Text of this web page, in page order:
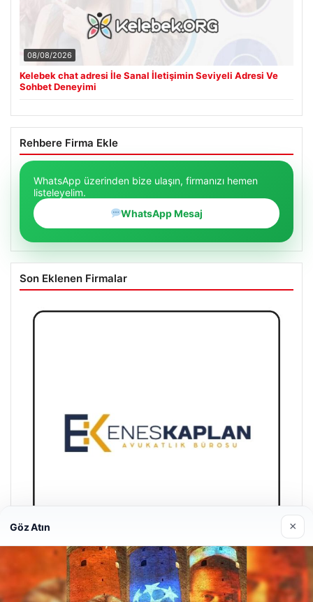
08/08/2026
Kelebek chat adresi İle Sanal İletişimin Seviyeli Adresi Ve
Sohbet Deneyimi
Rehbere Firma Ekle
WhatsApp üzerinden bize ulaşın, firmanızı hemen
listeleyelim.
WhatsApp Mesaj
Son Eklenen Firmalar
Enes Kaplan Avukatlık Bürosu
Göz Atın ×